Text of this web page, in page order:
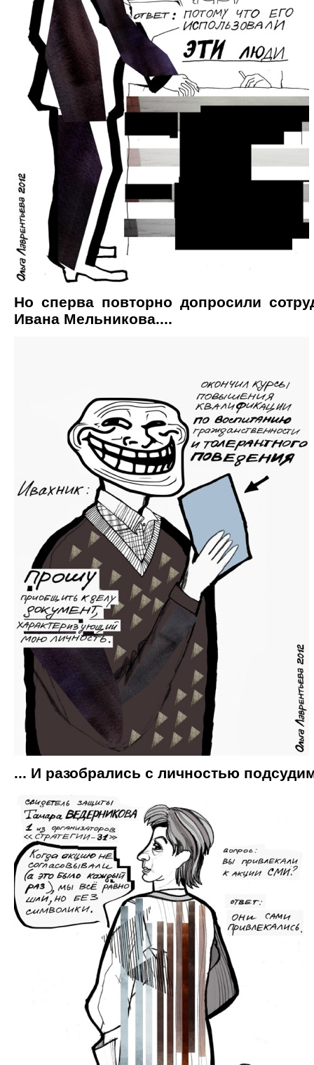
Но сперва повторно допросили
Ивана Мельникова....
... И разобрались с личностью